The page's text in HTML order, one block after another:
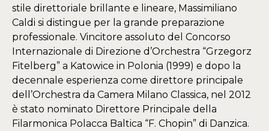
stile direttoriale brillante e lineare, Massimiliano
Caldi si distingue per la grande preparazione
professionale. Vincitore assoluto del Concorso
Internazionale di Direzione d’Orchestra “Grzegorz
Fitelberg” a Katowice in Polonia (1999) e dopo la
decennale esperienza come direttore principale
dell’Orchestra da Camera Milano Classica, nel 2012
è stato nominato Direttore Principale della
Filarmonica Polacca Baltica “F. Chopin” di Danzica.